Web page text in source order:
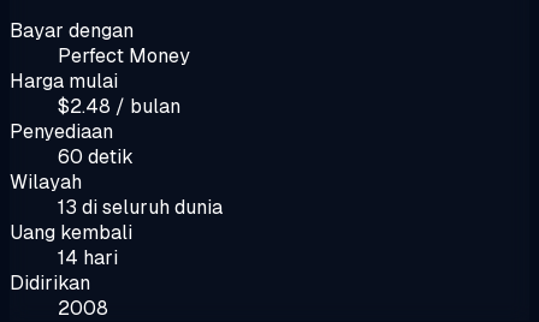
Bayar dengan
Perfect Money
Harga mulai
$2.48 / bulan
Penyediaan
60 detik
Wilayah
13 di seluruh dunia
Uang kembali
14 hari
Didirikan
2008